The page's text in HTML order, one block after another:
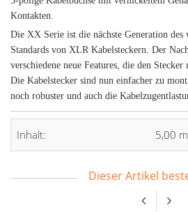
Kontakten.
Die XX Serie ist die nächste Generation des
Standards von XLR Kabelsteckern. Der
verschiedene neue Features, die den
Die Kabelstecker sind nun einfacher zu
noch robuster und auch die
Inhalt: 5,00 m
Dieser Artikel